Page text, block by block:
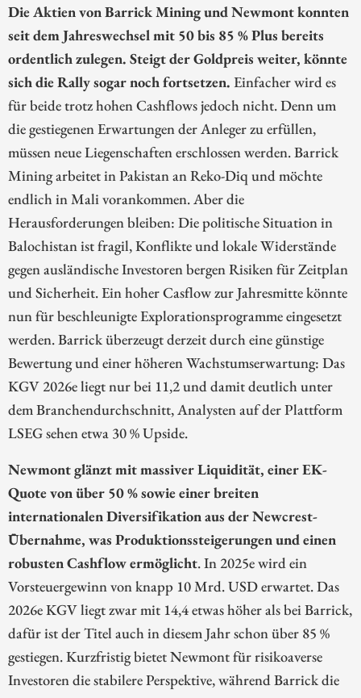
Die Aktien von Barrick Mining und Newmont konnten
seit dem Jahreswechsel mit 50 bis 85 % Plus bereits
ordentlich zulegen. Steigt der Goldpreis weiter, könnte
sich die Rally sogar noch fortsetzen. Einfacher wird es
für beide trotz hohen Cashflows jedoch nicht. Denn um
die gestiegenen Erwartungen der Anleger zu erfüllen,
müssen neue Liegenschaften erschlossen werden. Barrick
Mining arbeitet in Pakistan an Reko-Diq und möchte
endlich in Mali vorankommen. Aber die
Herausforderungen bleiben: Die politische Situation in
Balochistan ist fragil, Konflikte und lokale Widerstände
gegen ausländische Investoren bergen Risiken für Zeitplan
und Sicherheit. Ein hoher Casflow zur Jahresmitte könnte
nun für beschleunigte Explorationsprogramme eingesetzt
werden. Barrick überzeugt derzeit durch eine günstige
Bewertung und einer höheren Wachstumserwartung: Das
KGV 2026e liegt nur bei 11,2 und damit deutlich unter
dem Branchendurchschnitt, Analysten auf der Plattform
LSEG sehen etwa 30 % Upside.
Newmont glänzt mit massiver Liquidität, einer EK-
Quote von über 50 % sowie einer breiten
internationalen Diversifikation aus der Newcrest-
Übernahme, was Produktionssteigerungen und einen
robusten Cashflow ermöglicht. In 2025e wird ein
Vorsteuergewinn von knapp 10 Mrd. USD erwartet. Das
2026e KGV liegt zwar mit 14,4 etwas höher als bei Barrick,
dafür ist der Titel auch in diesem Jahr schon über 85 %
gestiegen. Kurzfristig bietet Newmont für risikoaverse
Investoren die stabilere Perspektive, während Barrick die